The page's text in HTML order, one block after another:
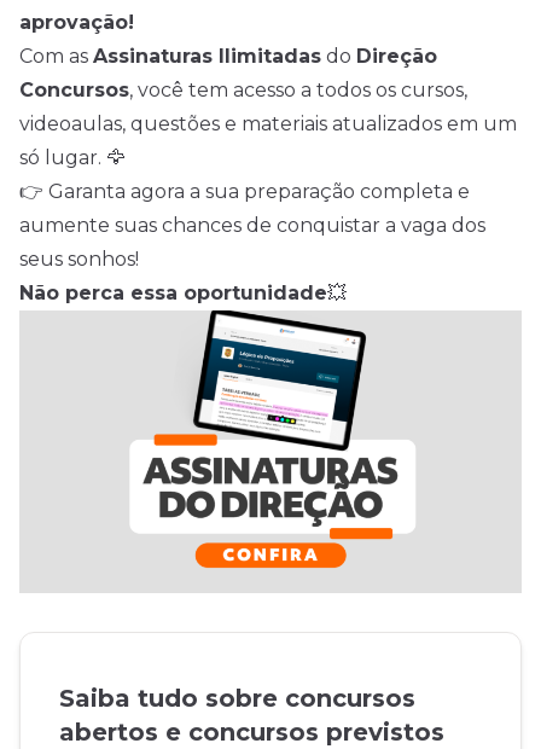
aprovação!
Com as Assinaturas Ilimitadas do Direção
Concursos, você tem acesso a todos os cursos,
videoaulas, questões e materiais atualizados em um
só lugar. 🦅
👉 Garanta agora a sua preparação completa e
aumente suas chances de conquistar a vaga dos
seus sonhos!
Não perca essa oportunidade💥
Saiba tudo sobre concursos
abertos e concursos previstos